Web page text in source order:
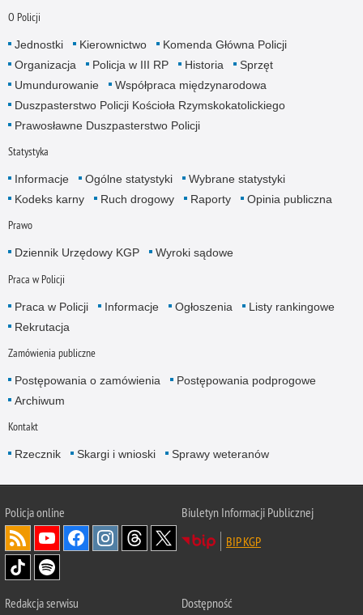
O Policji
Jednostki Kierownictwo
Komenda Główna Policji
Organizacja
Policja w III RP Historia
Sprzęt
Umundurowanie
Współpraca międzynarodowa
Duszpasterstwo Policji Kościoła Rzymskokatolickiego
Prawosławne Duszpasterstwo Policji
Statystyka
Informacje Ogólne statystyki
Wybrane statystyki
Kodeks karny
Ruch drogowy Raporty Opinia publiczna
Prawo
Dziennik Urzędowy KGP Wyroki sądowe
Praca w Policji
Praca w Policji Informacje Ogłoszenia
Listy rankingowe
Rekrutacja
Zamówienia publiczne
Postępowania o zamówienia
Postępowania podprogowe
Archiwum
Kontakt
Rzecznik Skargi i wnioski Sprawy weteranów
Policjaonline
Biuletyn Informacji Publicznej
BIP KGP
Redakcja serwisu Dostępność